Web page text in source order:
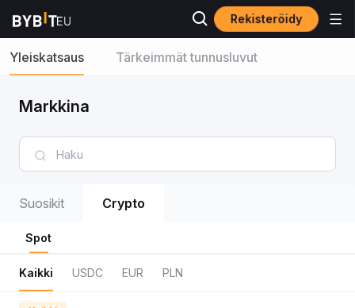
Rekisteröidy
Yleiskatsaus Tärkeimmät tunnusluvut
Markkina
Suosikit Crypto
Spot
Kaikki USDC EUR PLN